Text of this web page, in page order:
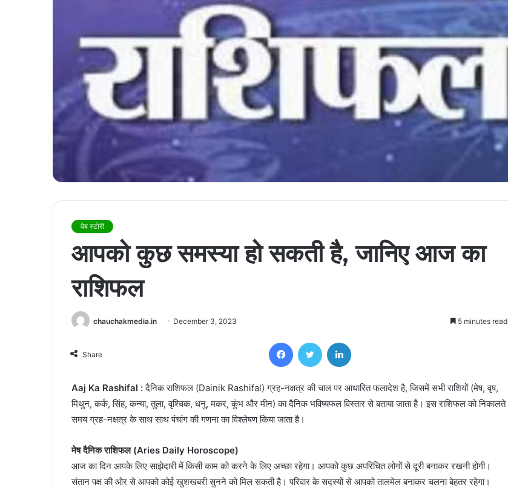
वेब स्टोरी
आपको कुछ समस्या हो सकती है, जानिए आज का
राशिफल
chauchakmedia.in December 3, 2023 5 minutes read
Share
FacebookTwitter
Aaj Ka Rashifal :दैनिक राशिफल (Dainik Rashifal) ग्रह-नक्षत्र की चाल पर आधारित फलादेश है, जिसमें सभी राशियों (मेष, वृष,
मिथुन, कर्क, सिंह, कन्या, तुला, वृश्चिक, धनु, मकर, कुंभ और मीन) का दैनिक भविष्यफल विस्तार से बताया जाता है। इस राशिफल को निकालते
समय ग्रह-नक्षत्र के साथ साथ पंचांग की गणना का विश्लेषण किया जाता है।
मेष दैनिक राशिफल (Aries Daily Horoscope)
आज का दिन आपके लिए साझेदारी में किसी काम को करने के लिए अच्छा रहेगा। आपको कुछ अपरिचित लोगों से दूरी बनाकर रखनी होगी।
संतान पक्ष की ओर से आपको कोई खुशखबरी सुनने को मिल सकती है। परिवार के सदस्यों से आपको तालमेल बनाकर चलना बेहतर रहेगा।